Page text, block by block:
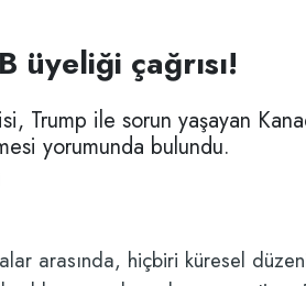
üyeliği çağrısı!
Trump ile sorun yaşayan
yorumunda bulundu.
arasında, hiçbiri küresel